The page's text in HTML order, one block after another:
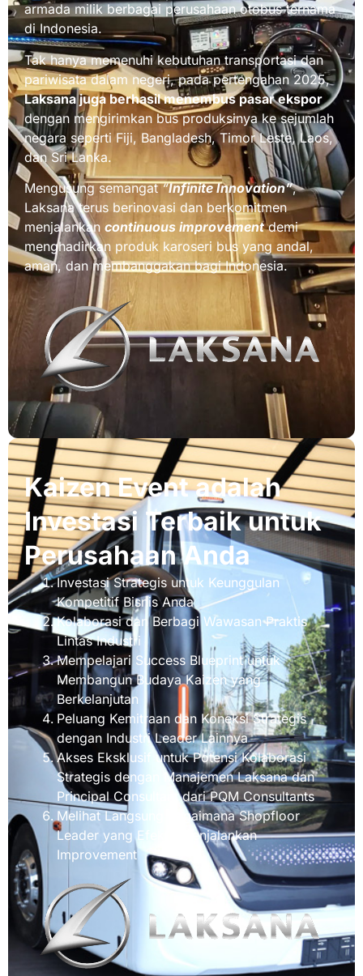
armada milik berbagai perusahaan otobus ternama
di Indonesia.
Tak hanya memenuhi kebutuhan transportasi dan
pariwisata dalam negeri, pada pertengahan 2025,
Laksana juga berhasil menembus pasar ekspor
dengan mengirimkan bus produksinya ke sejumlah
negara seperti Fiji, Bangladesh, Timor Leste, Laos,
dan Sri Lanka.
Mengusung semangat“Infinite Innovation”,
Laksana terus berinovasi dan berkomitmen
menjalankan continuous improvementdemi
menghadirkan produk karoseri bus yang andal,
aman, dan membanggakan bagi Indonesia.
Kaizen Event adalah
Investasi Terbaik untuk
Perusahaan Anda
Investasi Strategis untuk Keunggulan
Kompetitif Bisnis Anda
Kolaborasi dan Berbagi Wawasan Praktis
Lintas Industri
Mempelajari Success Blueprint untuk
Membangun Budaya Kaizen yang
Berkelanjutan
Peluang Kemitraan dan Koneksi Strategis
dengan Industri Leader Lainnya
Akses Eksklusif untuk Potensi Kolaborasi
Strategis dengan Manajemen Laksana dan
Principal Consultant dari PQM Consultants
Melihat Langsung Bagaimana Shopfloor
Leader yang Efektif Menjalankan
Improvement